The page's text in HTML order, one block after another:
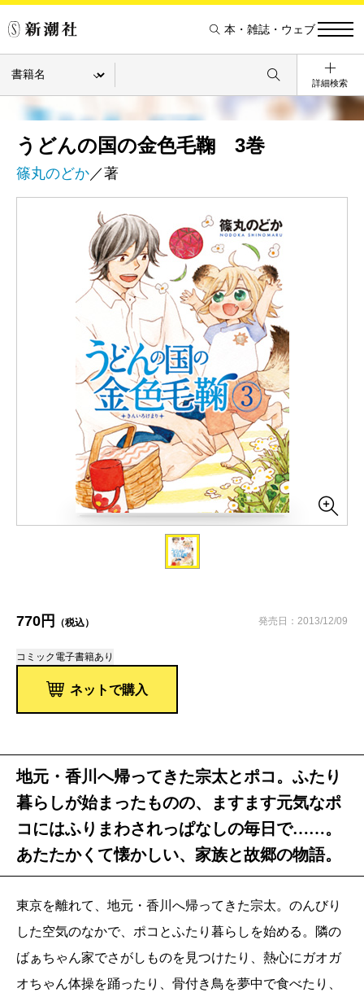
本・雑誌・ウェブ
詳細検索
うどんの国の金色毛鞠 3巻
篠丸のどか／著
770円 （税込） 発売日：2013/12/09
コミック 電子書籍あり
ネットで購入
地元・香川へ帰ってきた宗太とポコ。ふたり
暮らしが始まったものの、ますます元気なポ
コにはふりまわされっぱなしの毎日で……。
あたたかくて懐かしい、家族と故郷の物語。
東京を離れて、地元・香川へ帰ってきた宗太。のんびり
した空気のなかで、ポコとふたり暮らしを始める。隣の
ばぁちゃん家でさがしものを見つけたり、熱心にガオガ
オちゃん体操を踊ったり、骨付き鳥を夢中で食べたり、